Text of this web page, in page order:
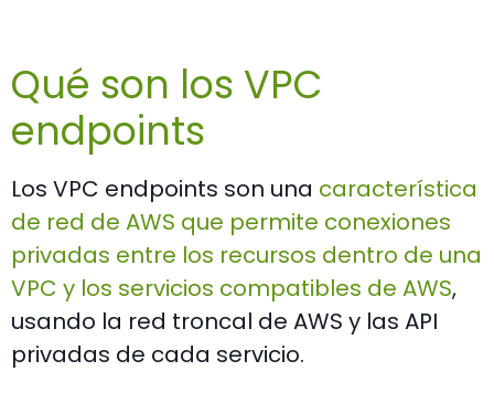
Qué son los VPC
endpoints
Los VPC endpoints son una característica
de red de AWS que permite conexiones
privadas entre los recursos dentro de una
VPC y los servicios compatibles de AWS,
usando la red troncal de AWS y las API
privadas de cada servicio.